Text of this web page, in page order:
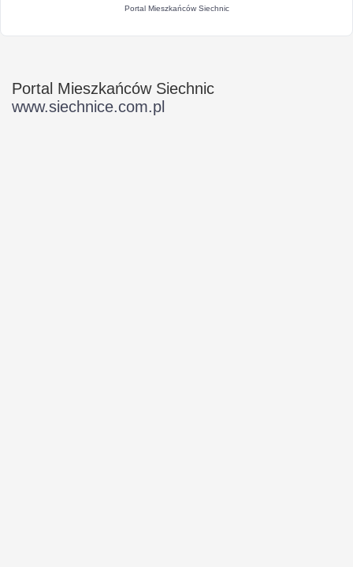
Portal Mieszkańców Siechnic
Portal Mieszkańców Siechnic
www.siechnice.com.pl